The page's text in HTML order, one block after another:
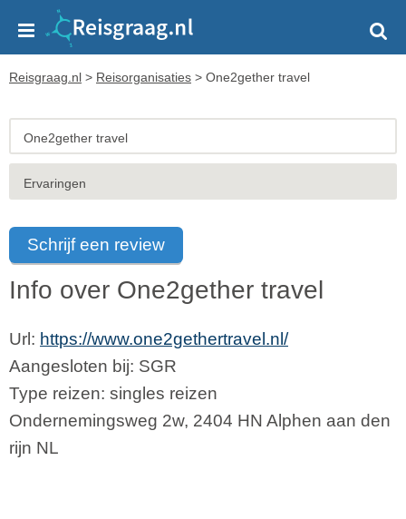
Reisgraag.nl > Reisorganisaties > One2gether travel
One2gether travel
Ervaringen
Schrijf een review
Info over One2gether travel
Url: https://www.one2gethertravel.nl/
Aangesloten bij: SGR
Type reizen: singles reizen
Ondernemingsweg 2w, 2404 HN Alphen aan den
rijn NL